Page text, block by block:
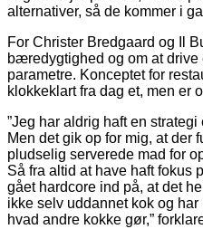
alternativer, så de kommer i
For Christer Bredgaard og Il
bæredygtighed og om at
parametre. Konceptet for
klokkeklart fra dag et, men er
”Jeg har aldrig haft en
Men det gik op for mig, at der
pludselig serverede mad for
Så fra altid at have haft fokus
gået hardcore ind på, at det
ikke selv uddannet kok og
hvad andre kokke gør,”